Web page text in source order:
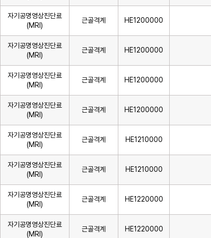
자기공명영상진단료
(MRI)
근골격계 HE1200000
자기공명영상진단료
(MRI)
근골격계 HE1200000
자기공명영상진단료
(MRI)
근골격계 HE1200000
자기공명영상진단료
(MRI)
근골격계 HE1200000
자기공명영상진단료
(MRI)
근골격계 HE1210000
자기공명영상진단료
(MRI)
근골격계 HE1210000
자기공명영상진단료
(MRI)
근골격계 HE1220000
자기공명영상진단료
(MRI)
근골격계 HE1220000